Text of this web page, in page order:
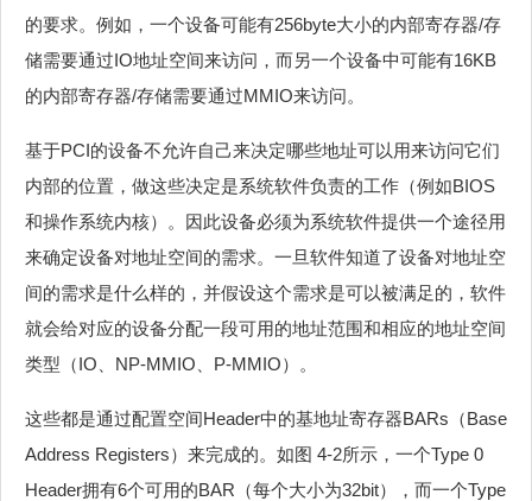
的要求。例如，一个设备可能有256byte大小的内部寄存器/存
储需要通过IO地址空间来访问，而另一个设备中可能有16KB
的内部寄存器/存储需要通过MMIO来访问。
基于PCI的设备不允许自己来决定哪些地址可以用来访问它们
内部的位置，做这些决定是系统软件负责的工作（例如BIOS
和操作系统内核）。因此设备必须为系统软件提供一个途径用
来确定设备对地址空间的需求。一旦软件知道了设备对地址空
间的需求是什么样的，并假设这个需求是可以被满足的，软件
就会给对应的设备分配一段可用的地址范围和相应的地址空间
类型（IO、NP-MMIO、P-MMIO）。
这些都是通过配置空间Header中的基地址寄存器BARs（Base
Address Registers）来完成的。如图 4‑2所示，一个Type 0
Header拥有6个可用的BAR（每个大小为32bit），而一个Type